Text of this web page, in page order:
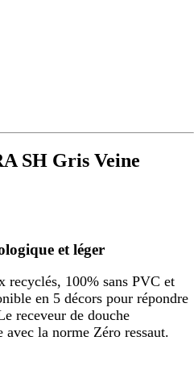
SH Gris Veine
et léger
recyclés, 100% sans PVC et
en 5 décors pour répondre
receveur de douche
la norme Zéro ressaut.